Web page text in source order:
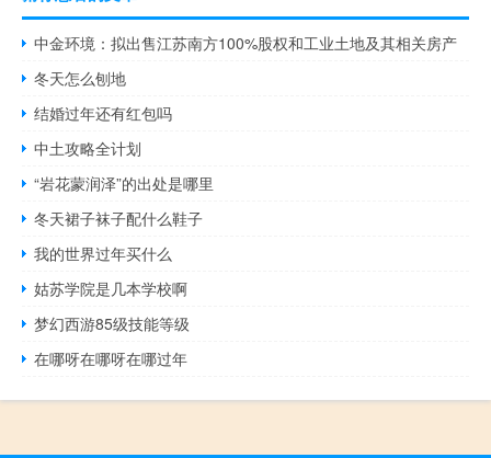
中金环境：拟出售江苏南方100%股权和工业土地及其相关房产
冬天怎么刨地
结婚过年还有红包吗
中土攻略全计划
“岩花蒙润泽”的出处是哪里
冬天裙子袜子配什么鞋子
我的世界过年买什么
姑苏学院是几本学校啊
梦幻西游85级技能等级
在哪呀在哪呀在哪过年